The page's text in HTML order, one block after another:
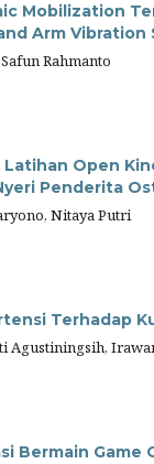
Mobilization
Arm Vibration
Rahmanto
Open
Penderita
Nitaya Putri
Terhadap
Agustiningsih,
Bermain